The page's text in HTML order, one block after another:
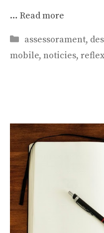
… Read more
Categories
assessorament,
mobile, noticies,